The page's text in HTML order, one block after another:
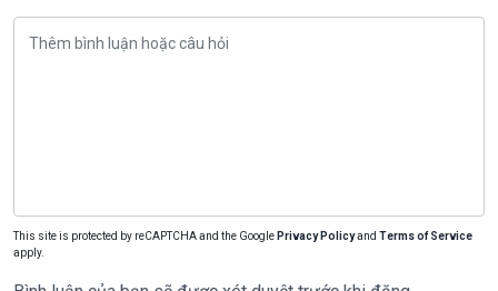
This site is protected by reCAPTCHA and the Google Privacy Policyand Terms of Service
apply.